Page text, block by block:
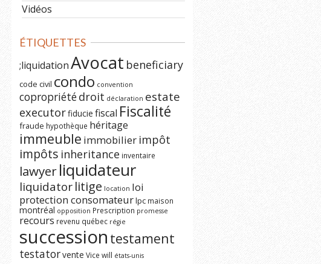
Vidéos
ÉTIQUETTES
;liquidationAvocat beneficiary
code civil condo convention
copropriétédroit déclaration estate
executorfiducie fiscal Fiscalité
fraude hypothèque héritage
immeuble immobilier impôt
impôts inheritance inventaire
lawyerliquidateur
liquidatorlitige location loi
protection consomateurlpc maison
montréal opposition Prescription promesse
recours revenu québec régie
succession testament
testatorvente Vice will états-unis